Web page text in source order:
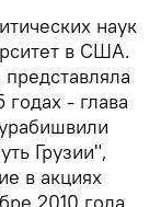
наук
в США.
- глава
Грузии",
в акциях
2010 года